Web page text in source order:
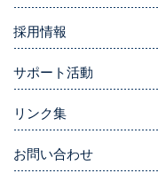
採用情報
サポート活動
リンク集
お問い合わせ